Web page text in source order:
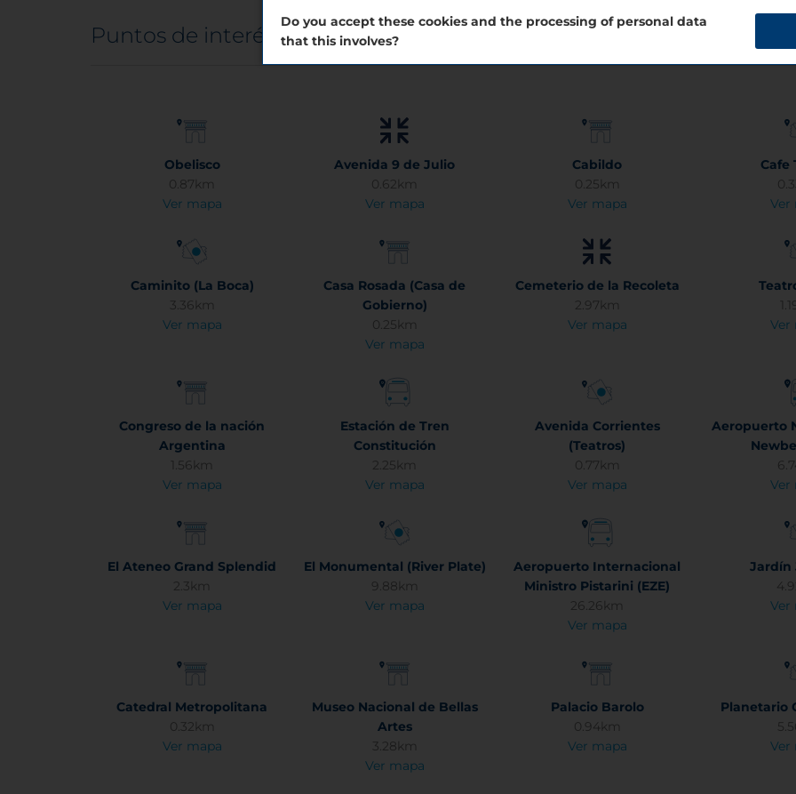
Puntos de interés
Obelisco
0.87km
Ver mapa
Avenida 9 de Julio
0.62km
Ver mapa
Cabildo
0.25km
Ver mapa
Cafe
Ver
Caminito (La Boca)
3.36km
Ver mapa
Casa Rosada (Casa de
Gobierno)
0.25km
Ver mapa
Cemeterio de la Recoleta
2.97km
Ver mapa
Ver
Congreso de la nación
Argentina
1.56km
Ver mapa
Estación de Tren
Constitución
2.25km
Ver mapa
Avenida Corrientes
(Teatros)
0.77km
Ver mapa
Aeropuerto
Ver
El Ateneo Grand Splendid
2.3km
Ver mapa
El Monumental (River Plate)
9.88km
Ver mapa
Aeropuerto Internacional
Ministro Pistarini (EZE)
26.26km
Ver mapa
Jardín
Ver
Catedral Metropolitana
0.32km
Ver mapa
Museo Nacional de Bellas
Artes
3.28km
Ver mapa
Palacio Barolo
0.94km
Ver mapa
Planetario
Ver
Do you accept these cookies and the processing of personal data
that this involves?